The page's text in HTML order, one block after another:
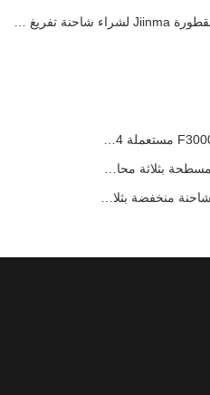
التالي : يأتي العملاء الإثيوبيون إلى مقطورة Jiinma لشراء شاحنة تفريغ Howo Howo